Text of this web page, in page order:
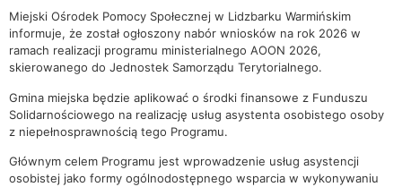
Miejski Ośrodek Pomocy Społecznej w Lidzbarku Warmińskim
informuje, że został ogłoszony nabór wniosków na rok 2026 w
ramach realizacji programu ministerialnego AOON 2026,
skierowanego do Jednostek Samorządu Terytorialnego.
Gmina miejska będzie aplikować o środki finansowe z Funduszu
Solidarnościowego na realizację usług asystenta osobistego osoby
z niepełnosprawnością tego Programu.
Głównym celem Programu jest wprowadzenie usług asystencji
osobistej jako formy ogólnodostępnego wsparcia w wykonywaniu